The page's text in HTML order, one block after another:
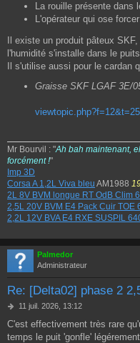
La rouille présente dans
L'opérateur qui ose
Il existe un produit pâteux
l'humidité s'installe dans le puits.
Il s'utilise aussi pour le cardan
Graisse SKF LGAF 3E/
Mr Bourvil : "Ah bah maintenant,
forcément !"
Imp 3D
Corsa A 1,2L Viva bleu AM1988
2L 8V BVM longue RT OdB Clim
2,5L 20V BVM E4 Pack Cuir TOE
2,2L 12V BVA E4 RXE SUSPIL
Palmedor
Administrateur
Re: [Delta02] phase 2
M
s
s
11 juil. 2026, 13:12
C'est effectivement très rare
temps le puit 'gonfle'